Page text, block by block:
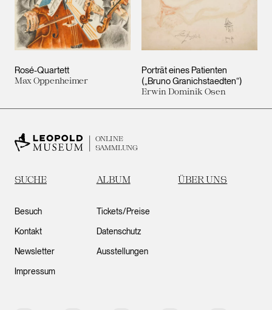
Rosé-Quartett
Max Oppenheimer
Porträt eines Patienten
(„Bruno Granichstaedten“)
Erwin Dominik Osen
ONLINE
SAMMLUNG
SUCHE ALBUM ÜBER UNS
Besuch
Kontakt
Newsletter
Impressum
Tickets/Preise
Datenschutz
Ausstellungen